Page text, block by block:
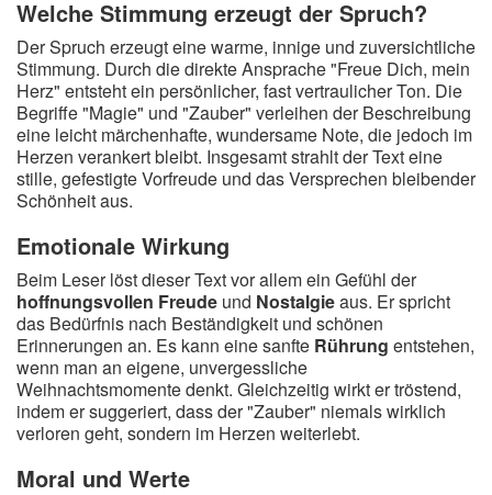
Welche Stimmung erzeugt der Spruch?
Der Spruch erzeugt eine warme, innige und zuversichtliche
Stimmung. Durch die direkte Ansprache "Freue Dich, mein
Herz" entsteht ein persönlicher, fast vertraulicher Ton. Die
Begriffe "Magie" und "Zauber" verleihen der Beschreibung
eine leicht märchenhafte, wundersame Note, die jedoch im
Herzen verankert bleibt. Insgesamt strahlt der Text eine
stille, gefestigte Vorfreude und das Versprechen bleibender
Schönheit aus.
Emotionale Wirkung
Beim Leser löst dieser Text vor allem ein Gefühl der
hoffnungsvollen Freude und Nostalgieaus. Er spricht
das Bedürfnis nach Beständigkeit und schönen
Erinnerungen an. Es kann eine sanfte Rührung entstehen,
wenn man an eigene, unvergessliche
Weihnachtsmomente denkt. Gleichzeitig wirkt er tröstend,
indem er suggeriert, dass der "Zauber" niemals wirklich
verloren geht, sondern im Herzen weiterlebt.
Moral und Werte